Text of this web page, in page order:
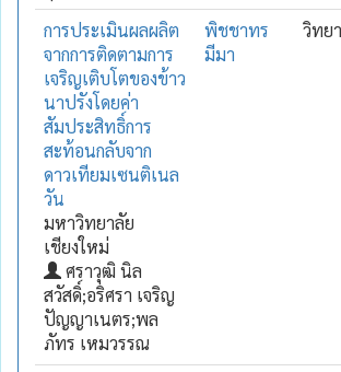
การประเมินผลผลิต
จากการติดตามการ
เจริญเติบโตของข้าว
นาปรังโดยค่า
สัมประสิทธิ์การ
สะท้อนกลับจาก
ดาวเทียมเซนติเนล
วัน
มหาวิทยาลัย
เชียงใหม่
ศราวุฒิ นิล
สวัสดิ์;อริศรา เจริญ
ปัญญาเนตร;พล
ภัทร เหมวรรณ
พิชชาทร
มีมา
วิทย